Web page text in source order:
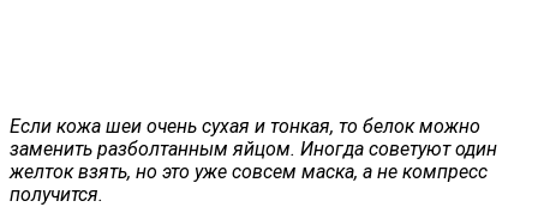
Если кожа шеи очень сухая и тонкая, то белок можно
заменить разболтанным яйцом. Иногда советуют один
желток взять, но это уже совсем маска, а не компресс
получится.